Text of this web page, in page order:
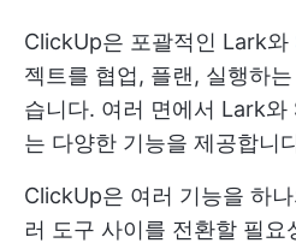
ClickUp은 포괄적인 Lark와
젝트를 협업, 플랜, 실행하
습니다. 여러 면에서 Lark
는 다양한 기능을 제공합니
ClickUp은 여러 기능을 하
러 도구 사이를 전환할 필